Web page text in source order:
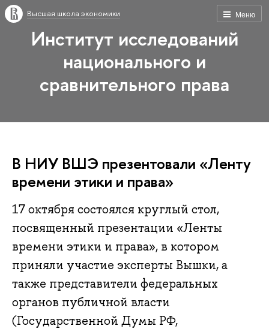
Меню
Высшая школа экономики
Институт исследований
национального и
сравнительного права
В НИУ ВШЭ презентовали «Ленту
времени этики и права»
17 октября состоялся круглый стол,
посвященный презентации «Ленты
времени этики и права», в котором
приняли участие эксперты Вышки, а
также представители федеральных
органов публичной власти
(Государственной Думы РФ,